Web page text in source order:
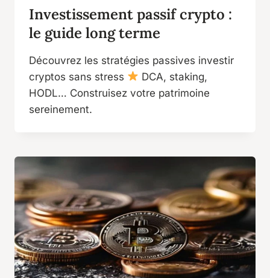
Investissement passif crypto :
le guide long terme
Découvrez les stratégies passives investir
cryptos sans stress
DCA, staking,
HODL… Construisez votre patrimoine
sereinement.